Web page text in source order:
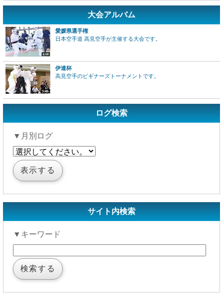
大会アルバム
愛媛県選手権
日本空手道 高見空手が主催する大会です。
伊達杯
高見空手のビギナーズトーナメントです。
ログ検索
▼月別ログ
サイト内検索
▼キーワード